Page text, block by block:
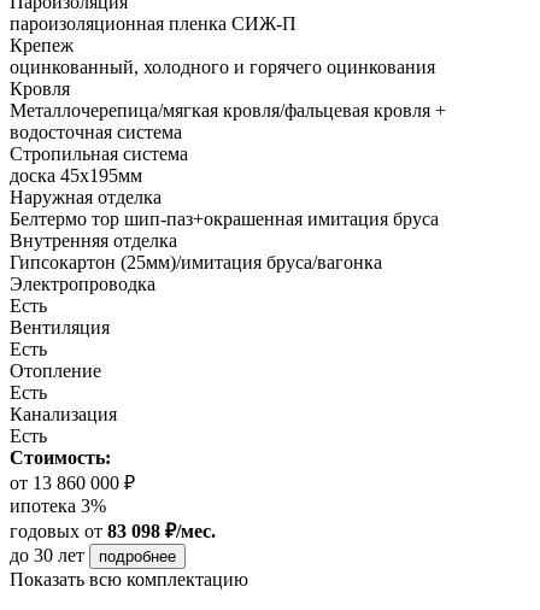
пароизоляционная пленка СИЖ-П
Крепеж
оцинкованный, холодного и горячего оцинкования
Кровля
Металлочерепица/мягкая кровля/фальцевая кровля +
водосточная система
Стропильная система
доска 45х195мм
Наружная отделка
Белтермо тор шип-паз+окрашенная имитация бруса
Внутренняя отделка
Гипсокартон (25мм)/имитация бруса/вагонка
Электропроводка
Есть
Вентиляция
Есть
Отопление
Есть
Канализация
Есть
Стоимость:
от 13 860 000 ₽
ипотека 3%
годовых от 83 098 ₽/мес.
до 30 лет
подробнее
Показать всю комплектацию